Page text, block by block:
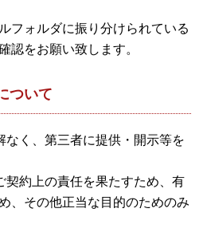
フォルダに振り分けられている
認をお願い致します。
ついて
なく、第三者に提供・開示等を
契約上の責任を果たすため、有
、その他正当な目的のためのみ